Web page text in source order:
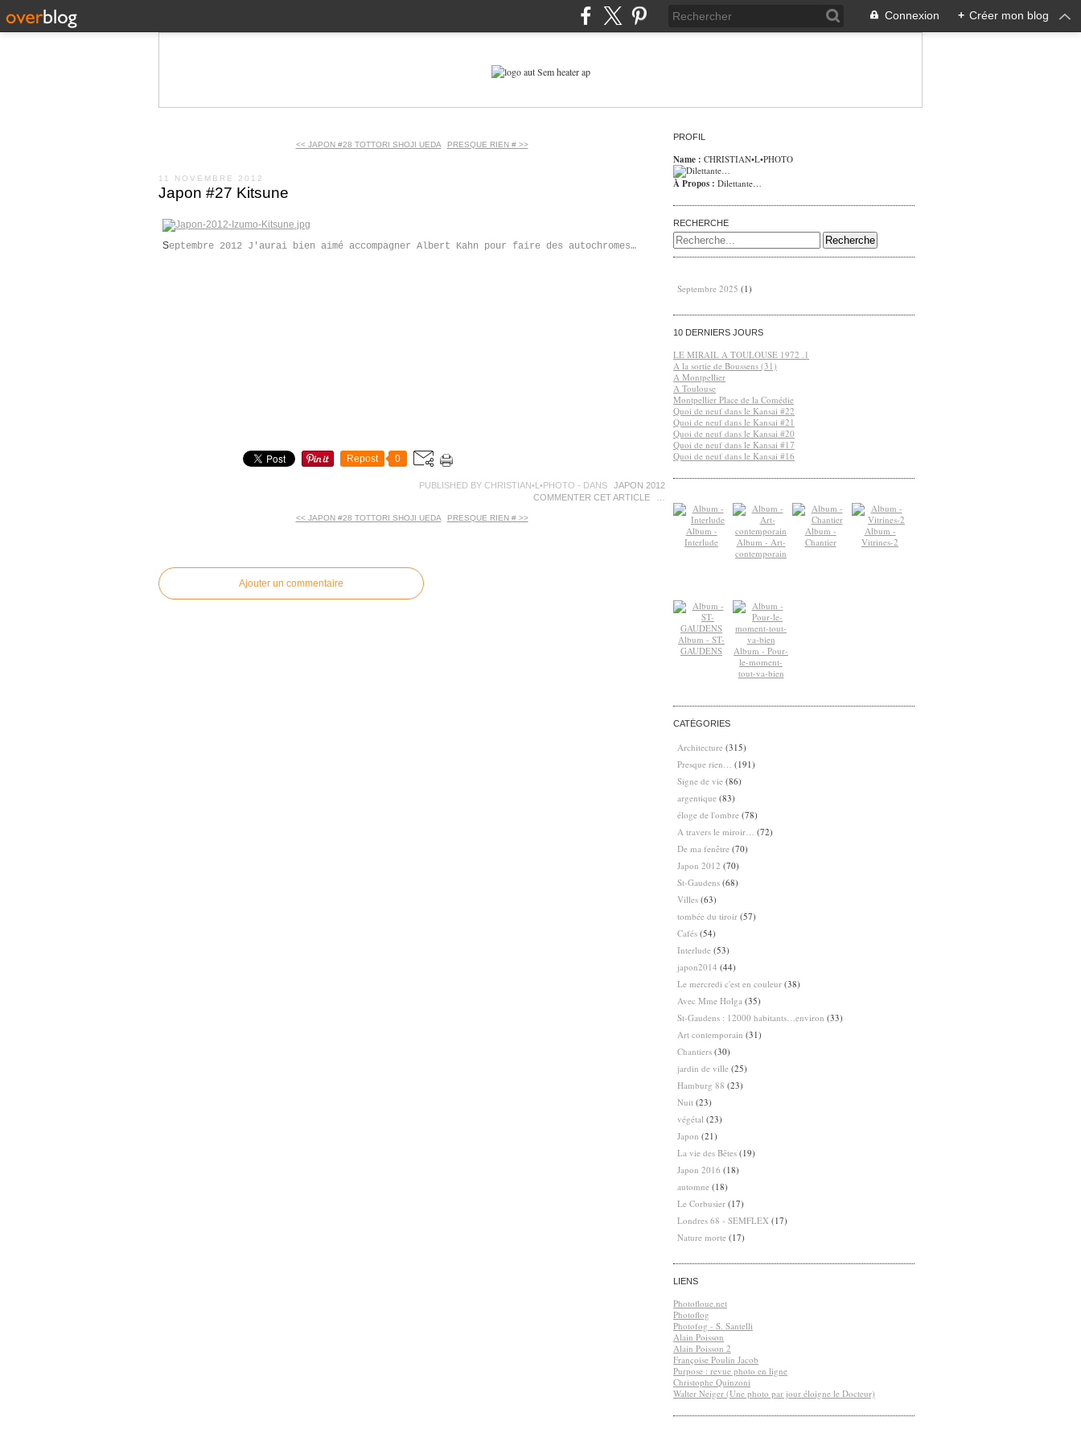
Connexion + Créer mon blog
<< JAPON #28 TOTTORI SHOJI UEDA PRESQUE RIEN # >>
11 NOVEMBRE 2012
Japon #27 Kitsune
Septembre 2012 J'aurai bien aimé accompagner Albert Kahn pour faire des autochromes…
Repost 0
PUBLISHED BY CHRISTIAN•L•PHOTO - DANS
JAPON 2012
COMMENTER CET ARTICLE
<< JAPON #28 TOTTORI SHOJI UEDA PRESQUE RIEN # >>
Ajouter un commentaire
PROFIL
Name : CHRISTIAN•L•PHOTO
À Propos : Dilettante…
RECHERCHE
Septembre 2025 (1)
10 DERNIERS JOURS
LE MIRAIL A TOULOUSE 1972 .1
A la sortie de Boussens (31)
A Montpellier
A Toulouse
Montpellier Place de la Comédie
Quoi de neuf dans le Kansai #22
Quoi de neuf dans le Kansai #21
Quoi de neuf dans le Kansai #20
Quoi de neuf dans le Kansai #17
Quoi de neuf dans le Kansai #16
Album -
Interlude
Album - Art-
contemporain
Album -
Chantier
Album -
Vitrines-2
Album - ST-
GAUDENS
Album - Pour-
le-moment-
tout-va-bien
CATÉGORIES
Architecture (315)
Presque rien…
(191)
Signe de vie (86)
argentique (83)
éloge de l'ombre (78)
A travers le miroir…
(72)
De ma fenêtre (70)
Japon 2012 (70)
St-Gaudens (68)
Villes (63)
tombée du tiroir (57)
Cafés (54)
Interlude (53)
japon2014 (44)
Le mercredi c'est en couleur (38)
Avec Mme Holga (35)
St-Gaudens : 12000 habitants…environ (33)
Art contemporain (31)
Chantiers (30)
jardin de ville (25)
Hamburg 88 (23)
Nuit (23)
végétal (23)
Japon (21)
La vie des Bêtes (19)
Japon 2016 (18)
automne (18)
Le Corbusier (17)
Londres 68 - SEMFLEX (17)
Nature morte (17)
LIENS
Photofloue.net
Photoflog
Photofog - S. Santelli
Alain Poisson
Alain Poisson 2
Françoise Poulin Jacob
Purpose : revue photo en ligne
Christophe Quinzoni
Walter Neiger (Une photo par jour éloigne le Docteur)